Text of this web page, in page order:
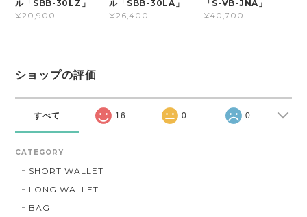
ル「SBB-30LZ」
¥20,900
ル「SBB-30LA」
¥26,400
「S-VB-JNA」
¥40,700
ショップの評価
すべて 16 0 0
CATEGORY
SHORT WALLET
LONG WALLET
BAG